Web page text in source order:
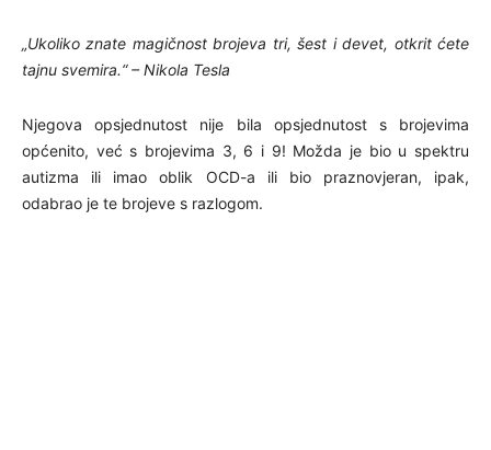
„Ukoliko znate magičnost brojeva tri, šest i devet, otkrit ćete
tajnu svemira.“ – Nikola Tesla
Njegova opsjednutost nije bila opsjednutost s brojevima
općenito, već s brojevima 3, 6 i 9! Možda je bio u spektru
autizma ili imao oblik OCD-a ili bio praznovjeran, ipak,
odabrao je te brojeve s razlogom.